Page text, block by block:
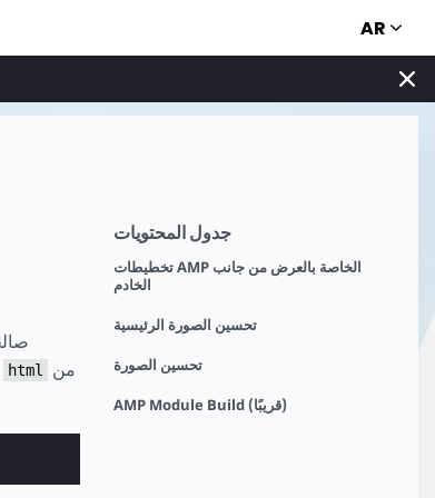
AR
جدول المحتويات
تخطيطات AMP الخاصة بالعرض من جانب
الخادم
تحسين الصورة الرئيسية
تحسين الصورة
AMP Module Build (قريبًا)
html